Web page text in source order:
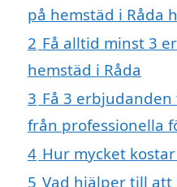
på hemstäd i Råda
2 Få alltid minst 3
hemstäd i Råda
3 Få 3
från professionella
4 Hur mycket
5 Vad hjälper till att